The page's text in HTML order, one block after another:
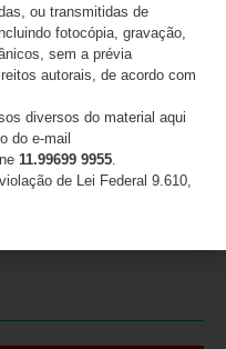
ou transmitidas de
fotocópia, gravação,
sem a prévia
autorais, de acordo com
diversos do material aqui
do e-mail
11.99699 9955.
de Lei Federal 9.610,